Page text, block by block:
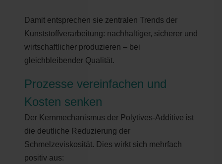
Damit entsprechen sie zentralen Trends der
Kunststoffverarbeitung: nachhaltiger, sicherer und
wirtschaftlicher produzieren – bei
gleichbleibender Qualität.
Prozesse vereinfachen und
Kosten senken
Der Kernmechanismus der Polytives-Additive ist
die deutliche Reduzierung der
Schmelzeviskosität. Dies wirkt sich mehrfach
positiv aus: